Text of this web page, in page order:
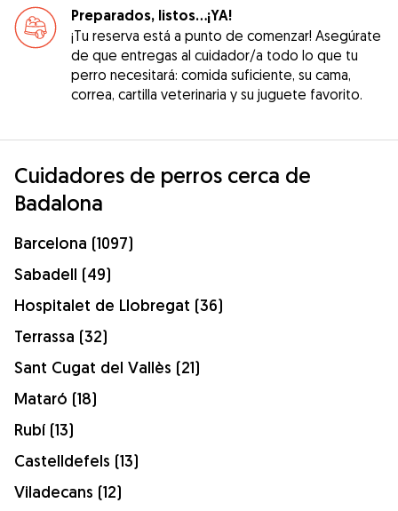
Preparados, listos...¡YA!
¡Tu reserva está a punto de comenzar! Asegúrate
de que entregas al cuidador/a todo lo que tu
perro necesitará: comida suficiente, su cama,
correa, cartilla veterinaria y su juguete favorito.
Cuidadores de perros cerca de
Badalona
Barcelona (1097)
Sabadell (49)
Hospitalet de Llobregat (36)
Terrassa (32)
Sant Cugat del Vallès (21)
Mataró (18)
Rubí (13)
Castelldefels (13)
Viladecans (12)